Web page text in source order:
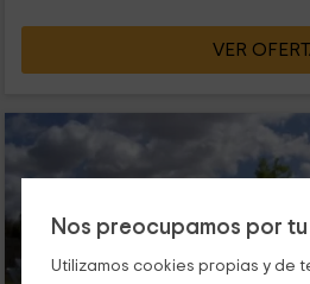
Nos preocupamos por
Utilizamos cookies propias y de
VER